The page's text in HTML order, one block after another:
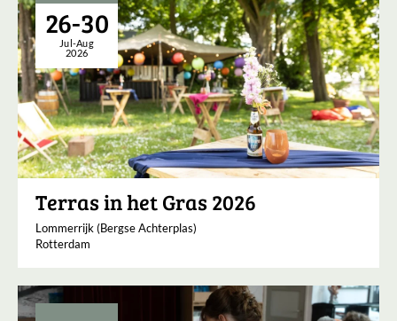
26-30
Jul-Aug
2026
Terras in het Gras 2026
Lommerrijk (Bergse Achterplas)
Rotterdam